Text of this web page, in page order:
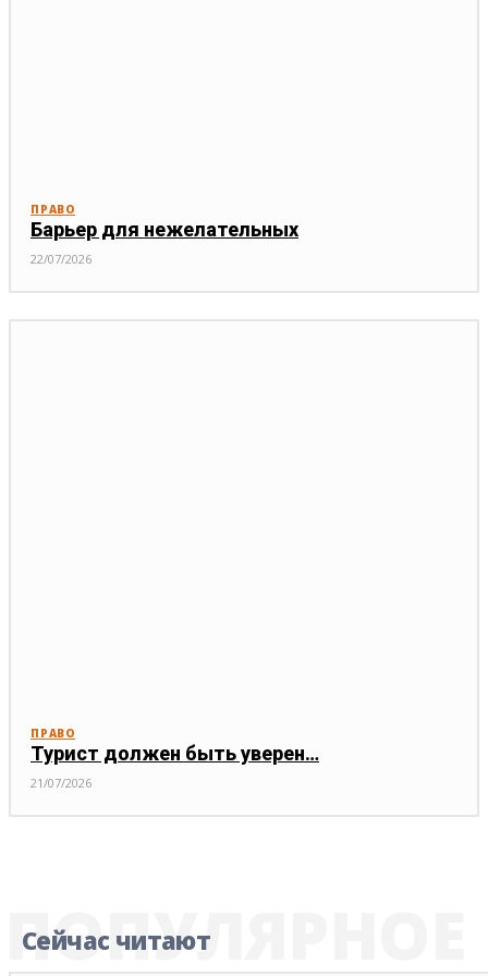
ПРАВО
Барьер для нежелательных
22/07/2026
ПРАВО
Турист должен быть уверен…
21/07/2026
Сейчас читают
ПОПУЛЯРНОЕ